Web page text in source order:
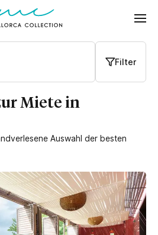
Filter
Miete in
Auswahl der besten